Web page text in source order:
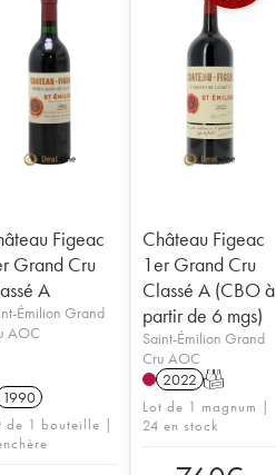
1961
1953
1946
Figeac
Grand Cru
A
Émilion Grand
AOC
1990
de 1 bouteille |
Château Figeac
1er Grand Cru
Classé A (CBO à
partir de 6 mgs)
Saint-Émilion Grand
Cru AOC
2022 T
Lot de 1 magnum |
24 en stock